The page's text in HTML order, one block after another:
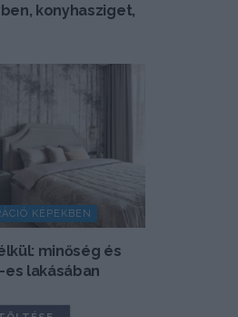
konyhasziget,
KÉPEKBEN
minőség és
lakásában